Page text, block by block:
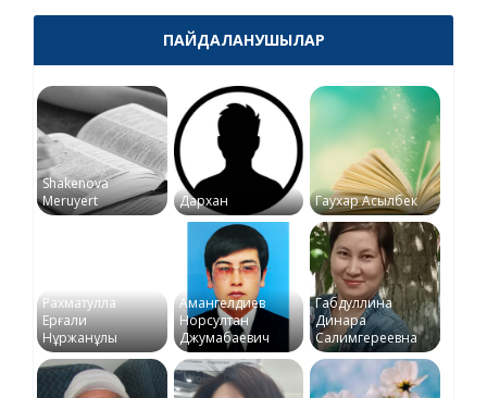
ПАЙДАЛАНУШЫЛАР
Shakenova
Meruyert
Дархан Гаухар Асылбек
Рахматулла
Ерғали
Нұржанұлы
Амангелдиев
Норсултан
Джумабаевич
Габдуллина
Динара
Салимгереевна